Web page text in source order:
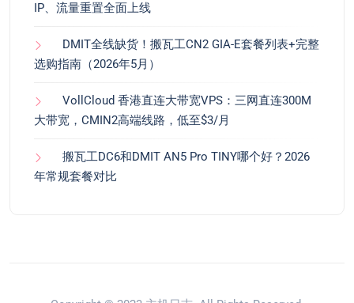
IP、流量重置全面上线
DMIT全线缺货！搬瓦工CN2 GIA-E套餐列表+完整
选购指南（2026年5月）
VollCloud 香港直连大带宽VPS：三网直连300M
大带宽，CMIN2高端线路，低至$3/月
搬瓦工DC6和DMIT AN5 Pro TINY哪个好？2026
年常规套餐对比